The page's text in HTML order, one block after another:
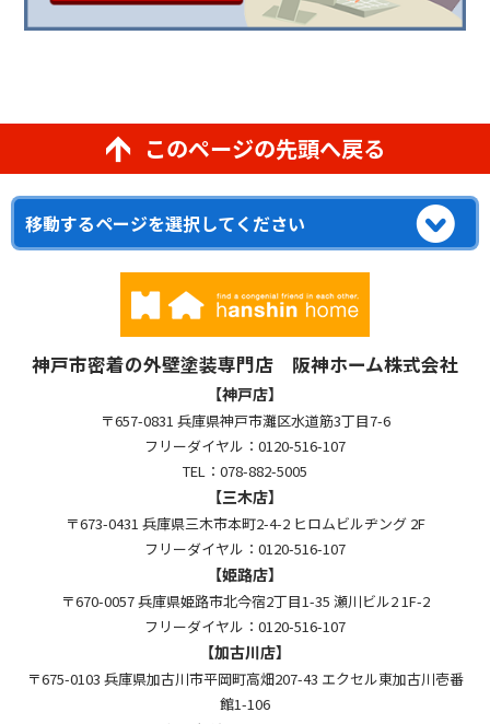
このページの先頭へ戻る
神戸市密着の外壁塗装専門店 阪神ホーム株式会社
【神戸店】
〒657-0831 兵庫県神戸市灘区水道筋3丁目7-6
フリーダイヤル：0120-516-107
TEL：078-882-5005
【三木店】
〒673-0431 兵庫県三木市本町2-4-2 ヒロムビルヂング 2F
フリーダイヤル：0120-516-107
【姫路店】
〒670-0057 兵庫県姫路市北今宿2丁目1-35 瀬川ビル2 1F-2
フリーダイヤル：0120-516-107
【加古川店】
〒675-0103 兵庫県加古川市平岡町高畑207-43 エクセル東加古川壱番
館1-106